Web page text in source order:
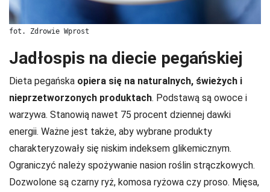
fot. Zdrowie Wprost
Jadłospis na diecie pegańskiej
Dieta pegańska opiera się na naturalnych, świeżych i
nieprzetworzonych produktach. Podstawą są owoce i
warzywa. Stanowią nawet 75 procent dziennej dawki
energii. Ważne jest także, aby wybrane produkty
charakteryzowały się niskim indeksem glikemicznym.
Ograniczyć należy spożywanie nasion roślin strączkowych.
Dozwolone są czarny ryż, komosa ryżowa czy proso. Mięsa,